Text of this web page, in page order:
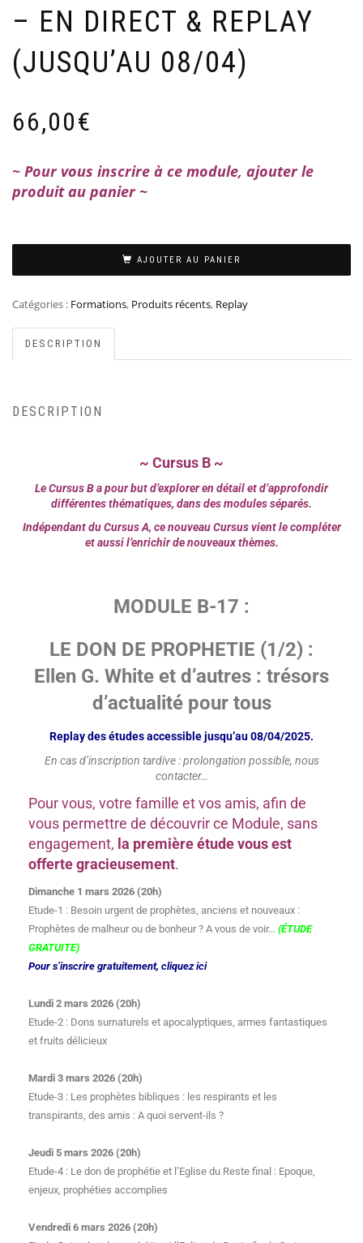
– EN DIRECT & REPLAY
(JUSQU’AU 08/04)
66,00€
~ Pour vous inscrire à ce module, ajouter le
produit au panier ~
AJOUTER AU PANIER
Catégories : Formations, Produits récents, Replay
DESCRIPTION
DESCRIPTION
~ Cursus B ~
Le Cursus B a pour but d’explorer en détail et d’approfondir
différentes thématiques, dans des modules séparés.
Indépendant du Cursus A, ce nouveau Cursus vient le compléter
et aussi l’enrichir de nouveaux thèmes.
MODULE B-17 :
LE DON DE PROPHETIE (1/2) :
Ellen G. White et d’autres : trésors
d’actualité pour tous
Replay des études accessible jusqu’au 08/04/2025.
En cas d’inscription tardive : prolongation possible, nous
contacter…
Pour vous, votre famille et vos amis, afin de
vous permettre de découvrir ce Module, sans
engagement, la première étude vous est
offerte gracieusement.
Dimanche 1 mars 2026 (20h)
Etude-1 : Besoin urgent de prophètes, anciens et nouveaux :
Prophètes de malheur ou de bonheur ? A vous de voir… (ÉTUDE
GRATUITE)
Pour s’inscrire gratuitement, cliquez ici
Lundi 2 mars 2026 (20h)
Etude-2 : Dons surnaturels et apocalyptiques, armes fantastiques
et fruits délicieux
Mardi 3 mars 2026 (20h)
Etude-3 : Les prophètes bibliques : les respirants et les
transpirants, des amis : A quoi servent-ils ?
Jeudi 5 mars 2026 (20h)
Etude-4 : Le don de prophétie et l’Eglise du Reste final : Epoque,
enjeux, prophéties accomplies
Vendredi 6 mars 2026 (20h)